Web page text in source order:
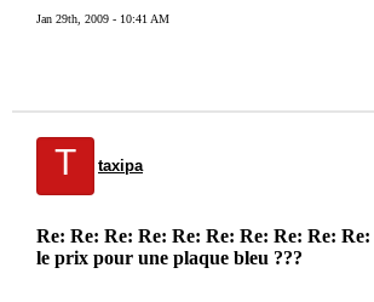
Jan 29th, 2009 - 10:41 AM
T taxipa
Re: Re: Re: Re: Re: Re: Re: Re: Re:
le prix pour une plaque bleu ???